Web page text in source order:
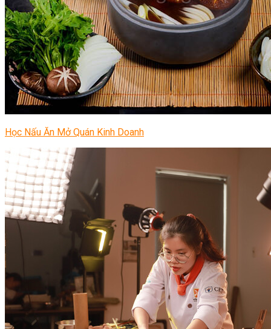
Học Nấu Ăn Mở Quán Kinh Doanh